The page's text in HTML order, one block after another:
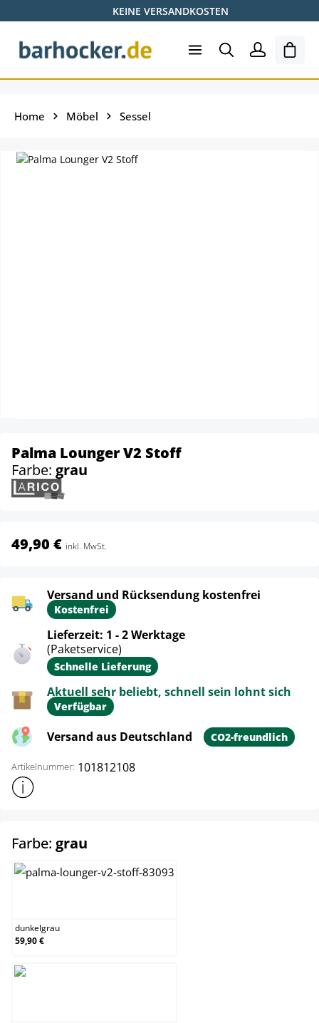
Zum Hauptinhalt springenKEINE VERSANDKOSTEN
Home Möbel Sessel
Palma Lounger V2 Stoff
Farbe: grau
49,90 € inkl. MwSt.
Versand und Rücksendung kostenfrei
Kostenfrei
Lieferzeit: 1 - 2 Werktage
(Paketservice)
Schnelle Lieferung
Aktuell sehr beliebt, schnell sein lohnt sich
Verfügbar
Versand aus Deutschland CO2-freundlich
Artikelnummer: 101812108
Weitere Produktinformationen anzeigen
Farbe: grau
dunkelgrau
59,90 €